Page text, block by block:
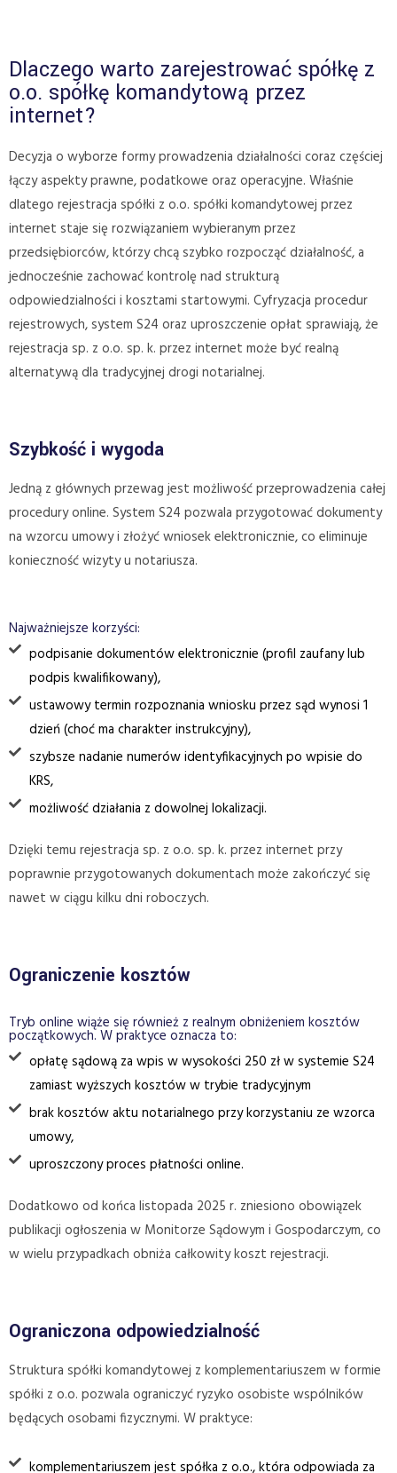
Dlaczego warto zarejestrować spółkę z
o.o. spółkę komandytową przez
internet?
Decyzja o wyborze formy prowadzenia działalności coraz częściej
łączy aspekty prawne, podatkowe oraz operacyjne. Właśnie
dlatego rejestracja spółki z o.o. spółki komandytowej przez
internet staje się rozwiązaniem wybieranym przez
przedsiębiorców, którzy chcą szybko rozpocząć działalność, a
jednocześnie zachować kontrolę nad strukturą
odpowiedzialności i kosztami startowymi. Cyfryzacja procedur
rejestrowych, system S24 oraz uproszczenie opłat sprawiają, że
rejestracja sp. z o.o. sp. k. przez internet może być realną
alternatywą dla tradycyjnej drogi notarialnej.
Szybkość i wygoda
Jedną z głównych przewag jest możliwość przeprowadzenia całej
procedury online. System S24 pozwala przygotować dokumenty
na wzorcu umowy i złożyć wniosek elektronicznie, co eliminuje
konieczność wizyty u notariusza.
Najważniejsze korzyści:
podpisanie dokumentów elektronicznie (profil zaufany lub
podpis kwalifikowany),
ustawowy termin rozpoznania wniosku przez sąd wynosi 1
dzień (choć ma charakter instrukcyjny),
szybsze nadanie numerów identyfikacyjnych po wpisie do
KRS,
możliwość działania z dowolnej lokalizacji.
Dzięki temu rejestracja sp. z o.o. sp. k. przez internet przy
poprawnie przygotowanych dokumentach może zakończyć się
nawet w ciągu kilku dni roboczych.
Ograniczenie kosztów
Tryb online wiąże się również z realnym obniżeniem kosztów
początkowych. W praktyce oznacza to:
opłatę sądową za wpis w wysokości 250 zł w systemie S24
zamiast wyższych kosztów w trybie tradycyjnym
brak kosztów aktu notarialnego przy korzystaniu ze wzorca
umowy,
uproszczony proces płatności online.
Dodatkowo od końca listopada 2025 r. zniesiono obowiązek
publikacji ogłoszenia w Monitorze Sądowym i Gospodarczym, co
w wielu przypadkach obniża całkowity koszt rejestracji.
Ograniczona odpowiedzialność
Struktura spółki komandytowej z komplementariuszem w formie
spółki z o.o. pozwala ograniczyć ryzyko osobiste wspólników
będących osobami fizycznymi. W praktyce:
komplementariuszem jest spółka z o.o., która odpowiada za